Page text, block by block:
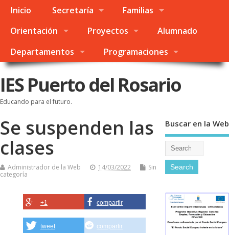
Inicio Secretaría
Familias
Orientación
Proyectos
Alumnado
Departamentos
Programaciones
IES Puerto del Rosario
Educando para el futuro.
Se suspenden las
clases
Administrador de la Web 14/03/2022
Sin
categoría
+1 compartir
tweet compartir
Buscar en la Web